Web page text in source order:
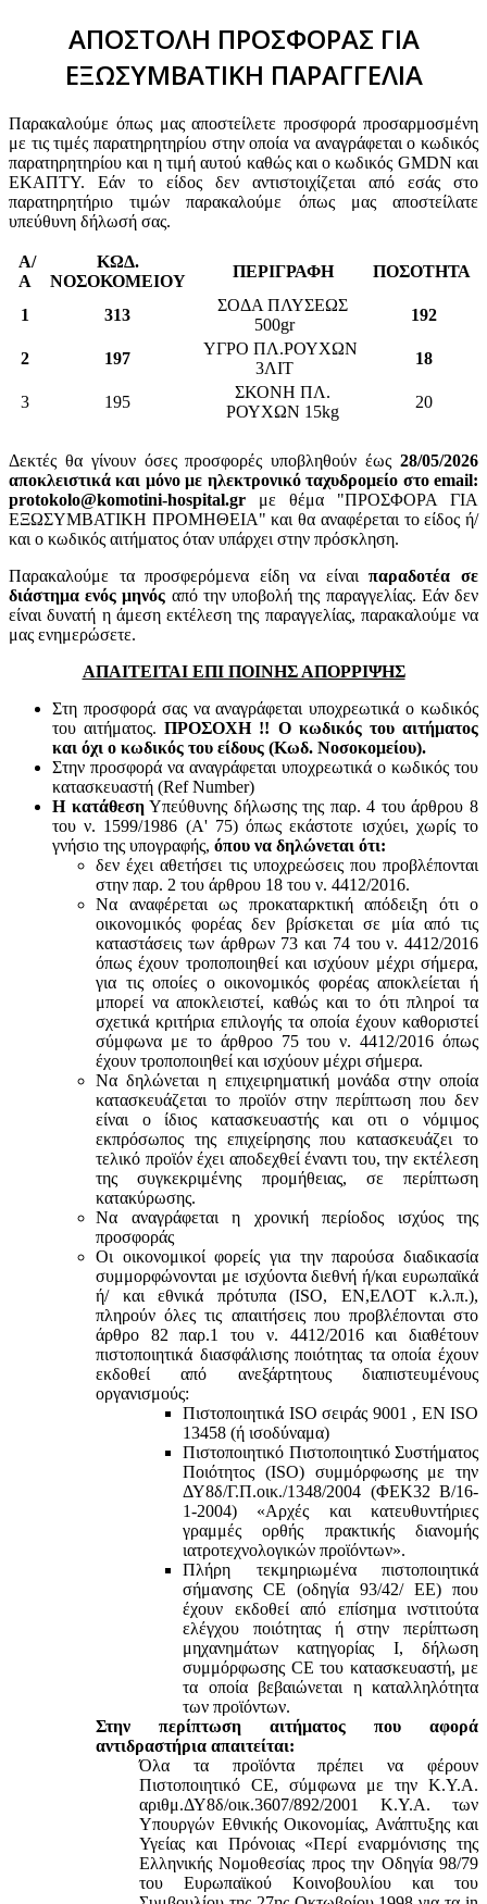
ΑΠΟΣΤΟΛΗ ΠΡΟΣΦΟΡΑΣ ΓΙΑ
ΕΞΩΣΥΜΒΑΤΙΚΗ ΠΑΡΑΓΓΕΛΙΑ
Παρακαλούμε όπως μας αποστείλετε προσφορά προσαρμοσμένη
με τις τιμές παρατηρητηρίου στην οποία να αναγράφεται ο κωδικός
παρατηρητηρίου και η τιμή αυτού καθώς και ο κωδικός GMDN και
ΕΚΑΠΤΥ. Εάν το είδος δεν αντιστοιχίζεται από εσάς στο
παρατηρητήριο τιμών παρακαλούμε όπως μας αποστείλατε
υπεύθυνη δήλωσή σας.
Α/
Α
ΚΩΔ.
ΝΟΣΟΚΟΜΕΙΟΥ
ΠΕΡΙΓΡΑΦΗ ΠΟΣΟΤΗΤΑ
1 313
ΣΟΔΑ ΠΛΥΣΕΩΣ
500gr
192
2 197
ΥΓΡΟ ΠΛ.ΡΟΥΧΩΝ
3ΛΙΤ
18
3 195
ΣΚΟΝΗ ΠΛ.
ΡΟΥΧΩΝ 15kg
20
Δεκτές θα γίνουν όσες προσφορές υποβληθούν έως 28/05/2026
αποκλειστικά και μόνο με ηλεκτρονικό ταχυδρομείο στο email:
protokolo@komotini-hospital.gr με θέμα "ΠΡΟΣΦΟΡΑ ΓΙΑ
ΕΞΩΣΥΜΒΑΤΙΚΗ ΠΡΟΜΗΘΕΙΑ" και θα αναφέρεται το είδος ή/
και ο κωδικός αιτήματος όταν υπάρχει στην πρόσκληση.
Παρακαλούμε τα προσφερόμενα είδη να είναιπαραδοτέα σε
διάστημα ενός μηνός από την υποβολή της παραγγελίας. Εάν δεν
είναι δυνατή η άμεση εκτέλεση της παραγγελίας, παρακαλούμε να
μας ενημερώσετε.
ΑΠΑΙΤΕΙΤΑΙ ΕΠΙ ΠΟΙΝΗΣ ΑΠΟΡΡΙΨΗΣ
Στη προσφορά σας να αναγράφεται υποχρεωτικά ο κωδικός
του αιτήματος.ΠΡΟΣΟΧΗ !! Ο κωδικός του αιτήματος
και όχι ο κωδικός του είδους (Κωδ. Νοσοκομείου).
Στην προσφορά να αναγράφεται υποχρεωτικά ο κωδικός του
κατασκευαστή (Ref Number)
Η κατάθεσηΥπεύθυνης δήλωσης της παρ. 4 του άρθρου 8
του ν. 1599/1986 (Α' 75) όπως εκάστοτε ισχύει, χωρίς το
γνήσιο της υπογραφής, όπου να δηλώνεται ότι:
δεν έχει αθετήσει τις υποχρεώσεις που προβλέπονται
στην παρ. 2 του άρθρου 18 του ν. 4412/2016.
Να αναφέρεται ως προκαταρκτική απόδειξη ότι ο
οικονομικός φορέας δεν βρίσκεται σε μία από τις
καταστάσεις των άρθρων 73 και 74 του ν. 4412/2016
όπως έχουν τροποποιηθεί και ισχύουν μέχρι σήμερα,
για τις οποίες ο οικονομικός φορέας αποκλείεται ή
μπορεί να αποκλειστεί, καθώς και το ότι πληροί τα
σχετικά κριτήρια επιλογής τα οποία έχουν καθοριστεί
σύμφωνα με τo άρθροo 75 του ν. 4412/2016 όπως
έχουν τροποποιηθεί και ισχύουν μέχρι σήμερα.
Να δηλώνεται η επιχειρηματική μονάδα στην οποία
κατασκευάζεται το προϊόν στην περίπτωση που δεν
είναι ο ίδιος κατασκευαστής και oτι ο νόμιμος
εκπρόσωπος της επιχείρησης που κατασκευάζει το
τελικό προϊόν έχει αποδεχθεί έναντι του, την εκτέλεση
της συγκεκριμένης προμήθειας, σε περίπτωση
κατακύρωσης.
Να αναγράφεται η χρονική περίοδος ισχύος της
προσφοράς
Οι οικονομικοί φορείς για την παρούσα διαδικασία
συμμορφώνονται με ισχύοντα διεθνή ή/και ευρωπαϊκά
ή/ και εθνικά πρότυπα (ISO, ΕΝ,ΕΛΟΤ κ.λ.π.),
πληρούν όλες τις απαιτήσεις που προβλέπονται στο
άρθρο 82 παρ.1 του ν. 4412/2016 και διαθέτουν
πιστοποιητικά διασφάλισης ποιότητας τα οποία έχουν
εκδοθεί από ανεξάρτητους διαπιστευμένους
οργανισμούς:
Πιστοποιητικά ISO σειράς 9001 , ΕΝ ISO
13458 (ή ισοδύναμα)
Πιστοποιητικό Πιστοποιητικό Συστήματος
Ποιότητος (ISO) συμμόρφωσης με την
ΔΥ8δ/Γ.Π.οικ./1348/2004 (ΦΕΚ32 Β/16-
1-2004) «Αρχές και κατευθυντήριες
γραμμές ορθής πρακτικής διανομής
ιατροτεχνολογικών προϊόντων».
Πλήρη τεκμηριωμένα πιστοποιητικά
σήμανσης CE (οδηγία 93/42/ ΕΕ) που
έχουν εκδοθεί από επίσημα ινστιτούτα
ελέγχου ποιότητας ή στην περίπτωση
μηχανημάτων κατηγορίας Ι, δήλωση
συμμόρφωσης CE του κατασκευαστή, με
τα οποία βεβαιώνεται η καταλληλότητα
των προϊόντων.
Στην περίπτωση αιτήματος που αφορά
αντιδραστήρια απαιτείται:
Όλα τα προϊόντα πρέπει να φέρουν
Πιστοποιητικό CE, σύμφωνα με την Κ.Υ.Α.
αριθμ.ΔΥ8δ/οικ.3607/892/2001 Κ.Υ.Α. των
Υπουργών Εθνικής Οικονομίας, Ανάπτυξης και
Υγείας και Πρόνοιας «Περί εναρμόνισης της
Ελληνικής Νομοθεσίας προς την Οδηγία 98/79
του Ευρωπαϊκού Κοινοβουλίου και του